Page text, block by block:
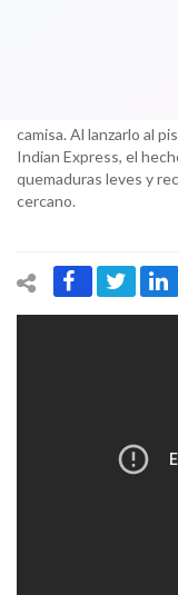
camisa. Al lanzarlo al
Indian Express, el
quemaduras leves y
cercano.